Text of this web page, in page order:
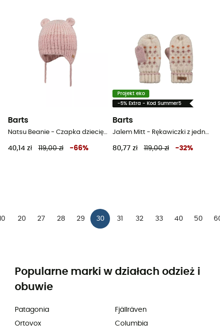
Barts
Natsu Beanie - Czapka dziecięca
40,14 zł 119,00 zł -66%
Projekt eko
-5% Extra - Kod Summer5
Barts
Jalem Mitt - Rękawiczki z jednym palcem dziecięce
80,77 zł 119,00 zł -32%
20 27 28 29 30 31 32 33 40 50
Popularne marki w działach odzież i
obuwie
Patagonia
Ortovox
Fjällräven
Columbia